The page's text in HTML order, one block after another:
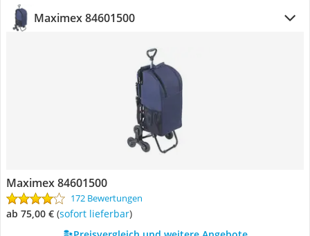
Maximex 84601500
Maximex 84601500
172 Bewertungen
ab 75,00 € ( Sofort lieferbar)